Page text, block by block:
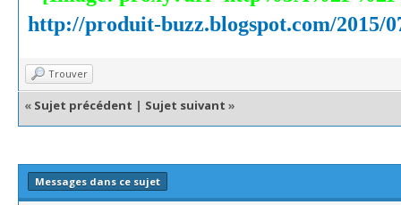
http://produit-buzz.blogspot.com/2015/
Trouver
« Sujet précédent | Sujet suivant »
Messages dans ce sujet